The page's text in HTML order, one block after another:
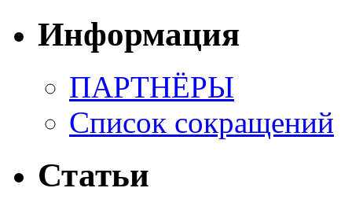
Информация
ПАРТНЁРЫ
Список сокращений
Статьи